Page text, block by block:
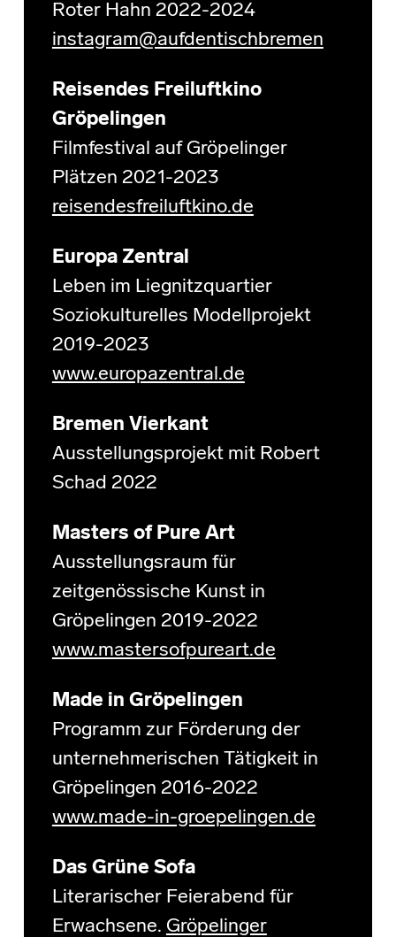
Roter Hahn 2022-2024
instagram@aufdentischbremen
Reisendes Freiluftkino
Gröpelingen
Filmfestival auf Gröpelinger
Plätzen 2021-2023
reisendesfreiluftkino.de
Europa Zentral
Leben im Liegnitzquartier
Soziokulturelles Modellprojekt
2019-2023
www.europazentral.de
Bremen Vierkant
Ausstellungsprojekt mit Robert
Schad 2022
Masters of Pure Art
Ausstellungsraum für
zeitgenössische Kunst in
Gröpelingen 2019-2022
www.mastersofpureart.de
Made in Gröpelingen
Programm zur Förderung der
unternehmerischen Tätigkeit in
Gröpelingen 2016-2022
www.made-in-groepelingen.de
Das Grüne Sofa
Literarischer Feierabend für
Erwachsene. Gröpelinger